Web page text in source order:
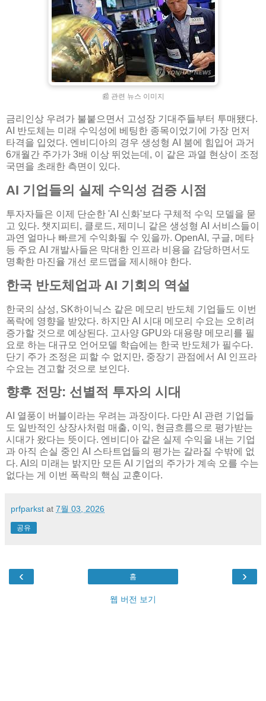
📰 관련 뉴스 이미지
금리인상 우려가 불붙으면서 고성장 기대주들부터 투매됐다.
AI 반도체는 미래 수익성에 베팅한 종목이었기에 가장 먼저
타격을 입었다. 엔비디아의 경우 생성형 AI 붐에 힘입어 과거
6개월간 주가가 3배 이상 뛰었는데, 이 같은 과열 현상이 조정
국면을 초래한 측면이 있다.
AI 기업들의 실제 수익성 검증 시점
투자자들은 이제 단순한 'AI 신화'보다 구체적 수익 모델을 묻
고 있다. 챗지피티, 클로드, 제미니 같은 생성형 AI 서비스들이
과연 얼마나 빠르게 수익화될 수 있을까. OpenAI, 구글, 메타
등 주요 AI 개발사들은 막대한 인프라 비용을 감당하면서도
명확한 마진율 개선 로드맵을 제시해야 한다.
한국 반도체업과 AI 기회의 역설
한국의 삼성, SK하이닉스 같은 메모리 반도체 기업들도 이번
폭락에 영향을 받았다. 하지만 AI 시대 메모리 수요는 오히려
증가할 것으로 예상된다. 고사양 GPU와 대용량 메모리를 필
요로 하는 대규모 언어모델 학습에는 한국 반도체가 필수다.
단기 주가 조정은 피할 수 없지만, 중장기 관점에서 AI 인프라
수요는 견고할 것으로 보인다.
향후 전망: 선별적 투자의 시대
AI 열풍이 버블이라는 우려는 과장이다. 다만 AI 관련 기업들
도 일반적인 상장사처럼 매출, 이익, 현금흐름으로 평가받는
시대가 왔다는 뜻이다. 엔비디아 같은 실제 수익을 내는 기업
과 아직 손실 중인 AI 스타트업들의 평가는 갈라질 수밖에 없
다. AI의 미래는 밝지만 모든 AI 기업의 주가가 계속 오를 수는
없다는 게 이번 폭락의 핵심 교훈이다.
prfparkst at 7월 03, 2026
공유
‹ ›
홈
웹 버전 보기